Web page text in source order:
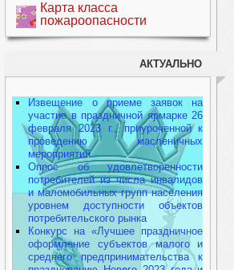
Карта класса
пожароопасности
АКТУАЛЬНО
Извещение о приеме заявок на
участие в праздничной ярмарке 26
февраля 2023 г., приуроченной к
проведению масленичных
мероприятий
Опрос об удовлетворенности
потребителей из числа инвалидов
и маломобильных групп населения
уровнем доступности объектов
потребительского рынка
Конкурс на «Лучшее праздничное
оформление субъектов малого и
среднего предпринимательства к